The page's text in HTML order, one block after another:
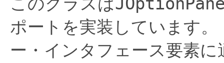
ポートを実装しています。
ー・インタフェース要素